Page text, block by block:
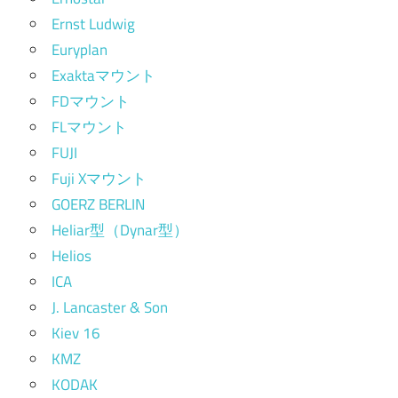
Ernst Ludwig
Euryplan
Exaktaマウント
FDマウント
FLマウント
FUJI
Fuji Xマウント
GOERZ BERLIN
Heliar型（Dynar型）
Helios
ICA
J. Lancaster & Son
Kiev 16
KMZ
KODAK